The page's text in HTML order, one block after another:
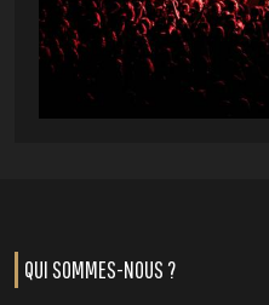
QUI SOMMES-NOUS ?